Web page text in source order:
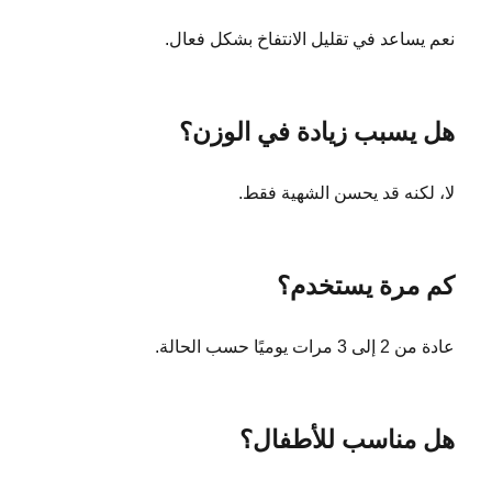
نعم يساعد في تقليل الانتفاخ بشكل فعال.
هل يسبب زيادة في الوزن؟
لا، لكنه قد يحسن الشهية فقط.
كم مرة يستخدم؟
عادة من 2 إلى 3 مرات يوميًا حسب الحالة.
هل مناسب للأطفال؟